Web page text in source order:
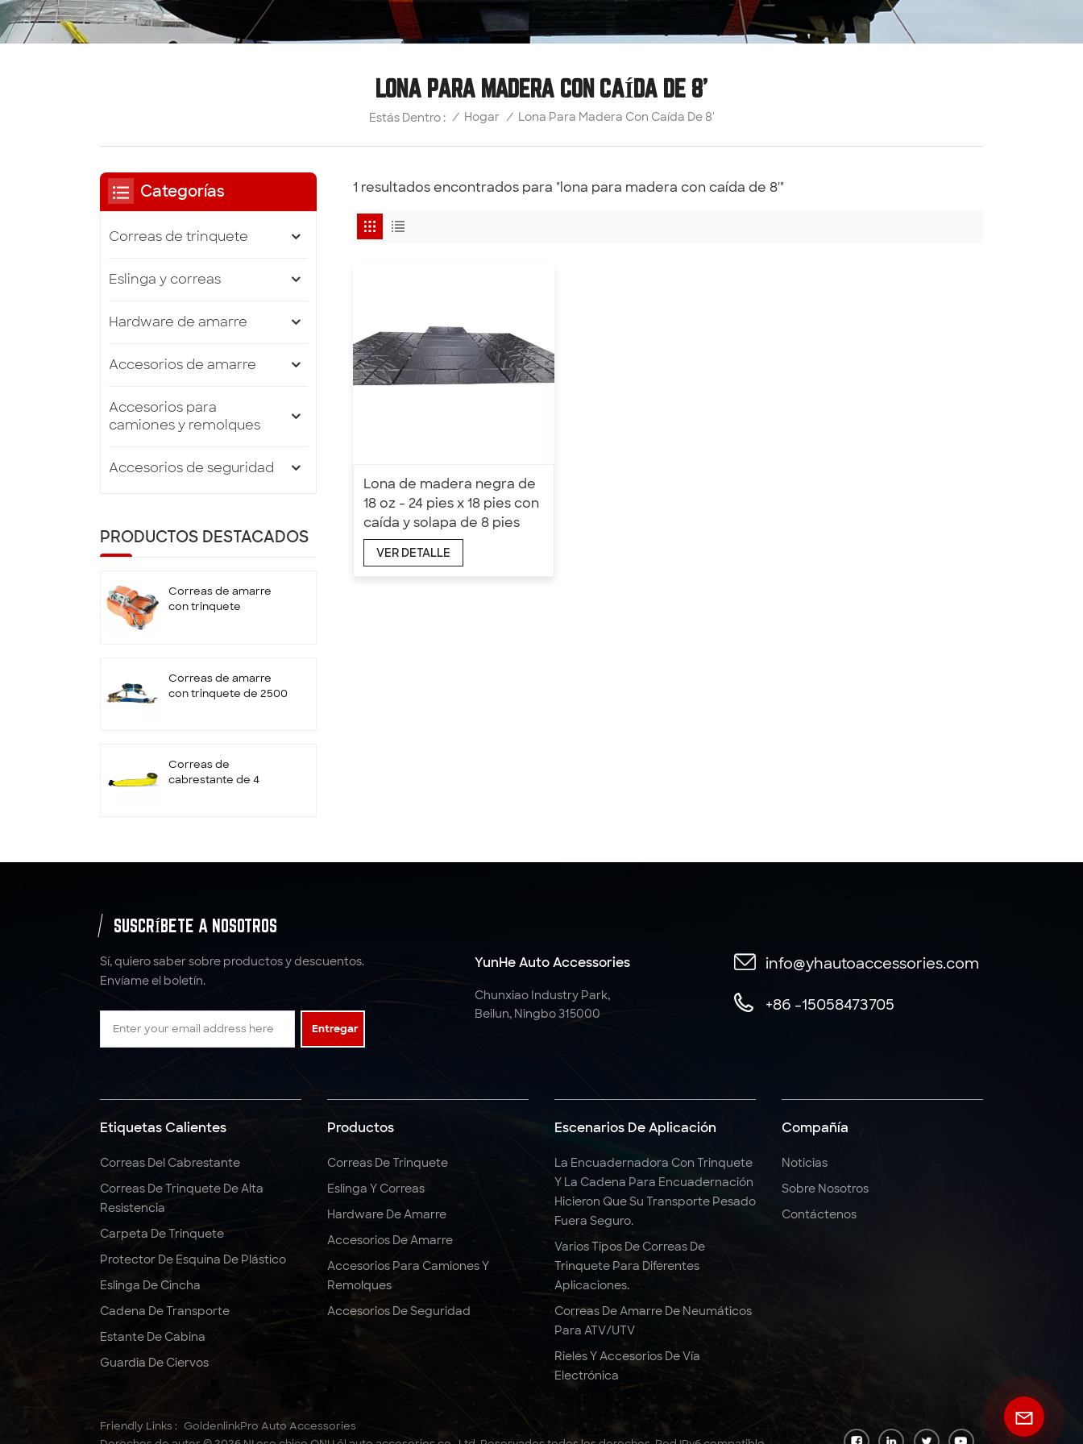
LONA PARA MADERA CON CAÍDA DE 8'
Estás Dentro : / Hogar / Lona Para Madera Con Caída De 8'
1 resultados encontrados para "lona para madera con caída de 8'"
Lona de madera negra de
18 oz - 24 pies x 18 pies con
caída y solapa de 8 pies
VER DETALLE
Categorías
Correas de trinquete
Eslinga y correas
Hardware de amarre
Accesorios de amarre
Accesorios para
camiones y remolques
Accesorios de seguridad
PRODUCTOS DESTACADOS
Correas de amarre
con trinquete
Correas de amarre
con trinquete de 2500
Correas de
cabrestante de 4
de rueda
de poliéster
5:1 6: 1 7:1 Eslinga de
redonda de poliéster
Correas de trinquete
pies, resistentes
SUSCRÍBETE A NOSOTROS
Sí, quiero saber sobre productos y descuentos.
Envíame el boletín.
Entregar
YunHe Auto Accessories
Chunxiao Industry Park,
Beilun, Ningbo 315000
info@yhautoaccessories.com
+86 -15058473705
Etiquetas Calientes
Correas Del Cabrestante
Correas De Trinquete De Alta
Resistencia
Carpeta De Trinquete
Protector De Esquina De Plástico
Eslinga De Cincha
Cadena De Transporte
Estante De Cabina
Guardia De Ciervos
Productos
Correas De Trinquete
Eslinga Y Correas
Hardware De Amarre
Accesorios De Amarre
Accesorios Para Camiones Y
Remolques
Accesorios De Seguridad
Escenarios De Aplicación
La Encuadernadora Con Trinquete
Y La Cadena Para Encuadernación
Hicieron Que Su Transporte Pesado
Fuera Seguro.
Varios Tipos De Correas De
Trinquete Para Diferentes
Aplicaciones.
Correas De Amarre De Neumáticos
Para ATV/UTV
Rieles Y Accesorios De Vía
Electrónica
Compañía
Noticias
Sobre Nosotros
Contáctenos
Friendly Links : GoldenlinkPro Auto Accessories